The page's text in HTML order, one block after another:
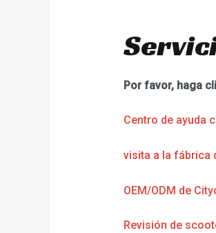
Por favor, haga
Centro de ayuda
visita a la fábrica
OEM/ODM de
Revisión de